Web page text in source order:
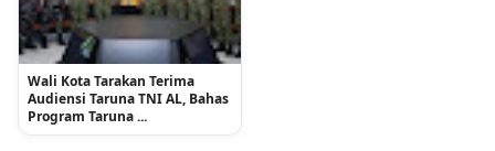
Wali Kota Tarakan Terima
Audiensi Taruna TNI AL, Bahas
Program Taruna ...